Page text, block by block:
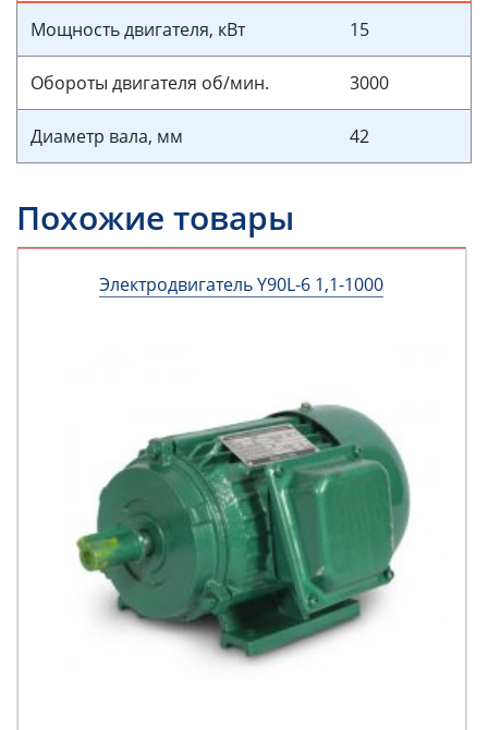
Мощность двигателя, кВт 15
Обороты двигателя об/мин. 3000
Диаметр вала, мм 42
Похожие товары
Электродвигатель Y90L-6 1,1-1000